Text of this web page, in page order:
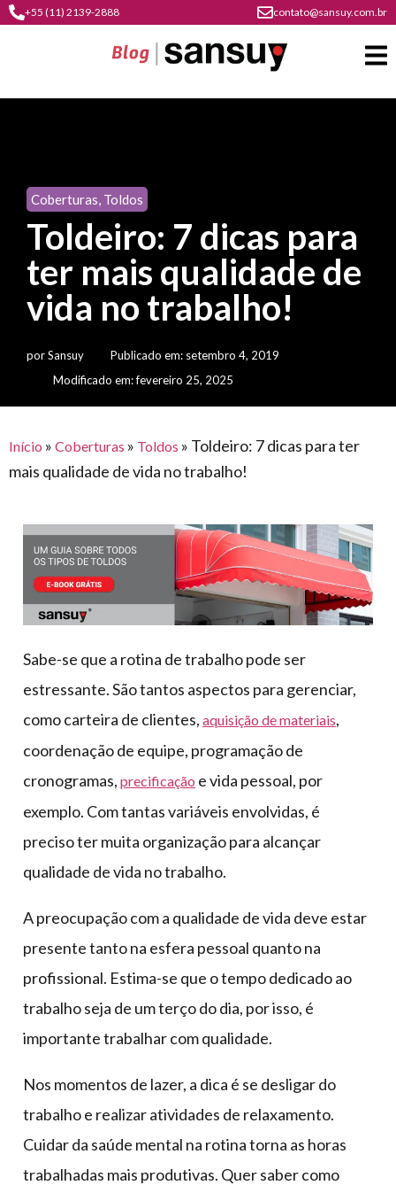
+55 (11) 2139-2888 contato@sansuy.com.br
contato
cultura
do
plástico
institucional
materiais
gratuitos
eventos
Agronegócio
soluções
em
soluções
para
agronegócio
Coberturas
barracas
toldos
comunicação
visual
construção
civil
mercado
automotivo
móveis,
calçados,
epi's
multiúso
Transporte
e logística
armazenagem
lonas
de
caminhoneiro
Coberturas, Toldos
Toldeiro: 7 dicas para
ter mais qualidade de
vida no trabalho!
porSansuy Publicado em: setembro 4, 2019
Modificado em: fevereiro 25, 2025
Início » Coberturas » Toldos » Toldeiro: 7 dicas para ter
mais qualidade de vida no trabalho!
Sabe-se que a rotina de trabalho pode ser
estressante. São tantos aspectos para gerenciar,
como carteira de clientes, aquisição de materiais,
coordenação de equipe, programação de
cronogramas, precificação e vida pessoal, por
exemplo. Com tantas variáveis envolvidas, é
preciso ter muita organização para alcançar
qualidade de vida no trabalho.
A preocupação com a qualidade de vida deve estar
presente tanto na esfera pessoal quanto na
profissional. Estima-se que o tempo dedicado ao
trabalho seja de um terço do dia, por isso, é
importante trabalhar com qualidade.
Nos momentos de lazer, a dica é se desligar do
trabalho e realizar atividades de relaxamento.
Cuidar da saúde mental na rotina torna as horas
trabalhadas mais produtivas. Quer saber como